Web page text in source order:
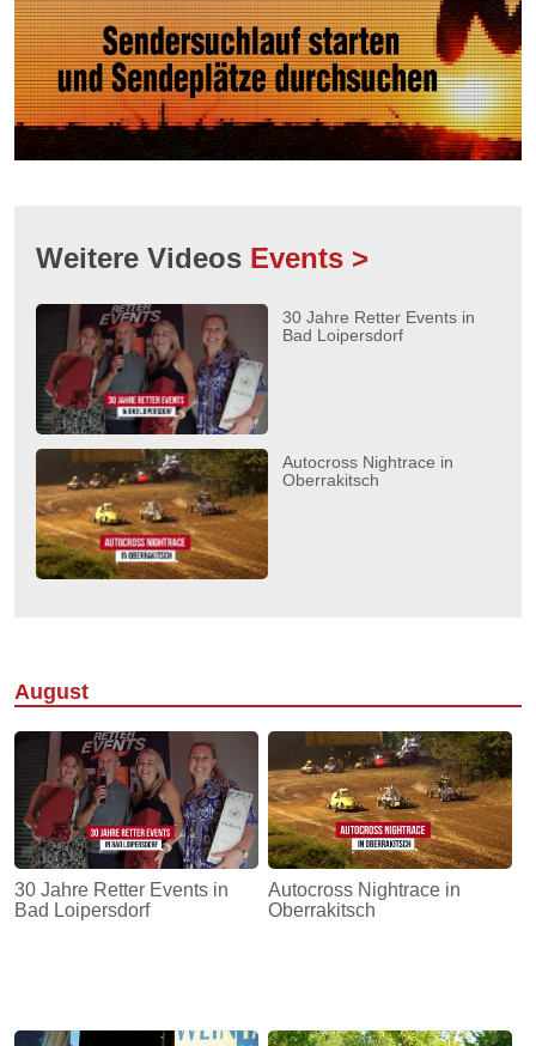
Weitere Videos Events >
30 Jahre Retter Events in
Bad Loipersdorf
Autocross Nightrace in
Oberrakitsch
August
30 Jahre Retter Events in
Bad Loipersdorf
Autocross Nightrace in
Oberrakitsch